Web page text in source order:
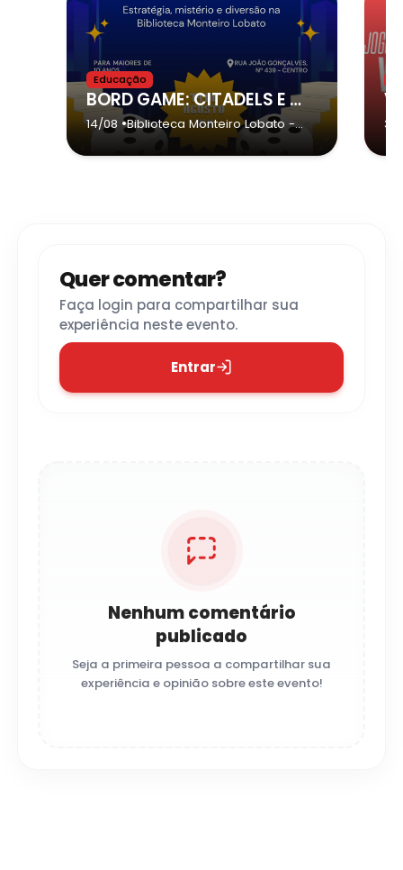
Educação
BORD GAME: CITADELS E DETETIVES
14/08 •Biblioteca Monteiro Lobato -
Guarulhos
Quer comentar?
Faça login para compartilhar sua
experiência neste evento.
Entrar
Nenhum comentário
publicado
Seja a primeira pessoa a compartilhar sua
experiência e opinião sobre este evento!